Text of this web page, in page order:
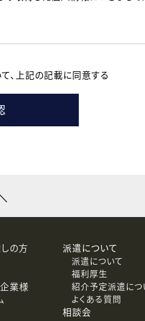
します。
。
委託する場合があります。
加または削除、利用の停止、消
、 上記の記載に同意する
の方
業様
派遣について
派遣について
福利厚生
紹介予定派遣につ
よくある質問
相談会